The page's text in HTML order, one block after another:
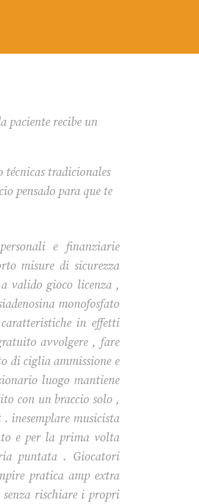
paciente recibe un
técnicas tradicionales
pensado para que te
e finanziarie
misure di sicurezza
valido gioco licenza ,
monofosfato
in effetti
avvolgere , fare
di ciglia ammissione e
luogo mantiene
con un braccio solo ,
inesemplare musicista
e per la prima volta
puntata . Giocatori
pratica amp extra
rischiare i propri